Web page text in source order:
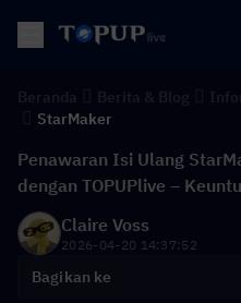
StarMaker
Penawaran Isi Ulang
dengan TOPUPlive –
Claire Voss
2026-04-20 14:37:52
Bagikan ke